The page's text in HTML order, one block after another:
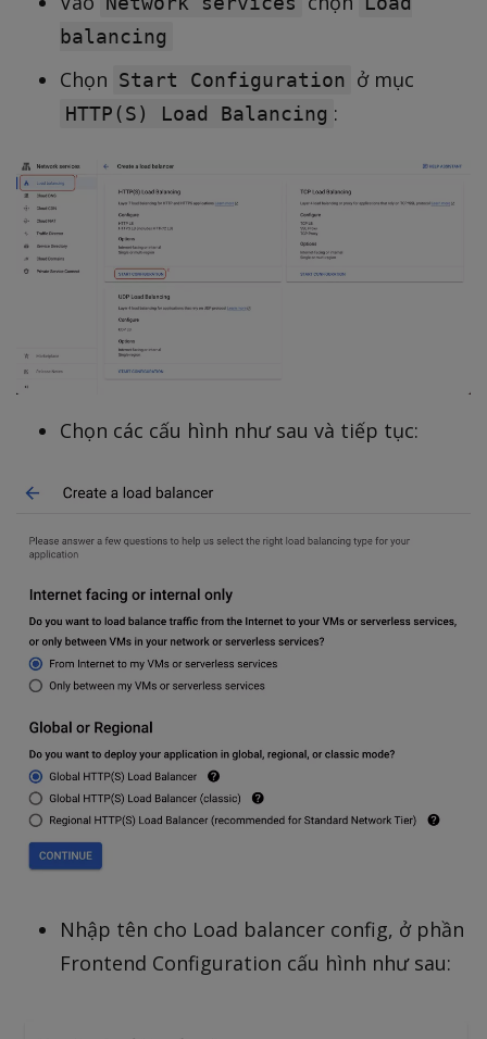
balancing
Chọn Start Configuration ở mục
HTTP(S) Load Balancing :
Chọn các cấu hình như sau và tiếp tục:
Nhập tên cho Load balancer config, ở phần
Frontend Configuration cấu hình như sau: